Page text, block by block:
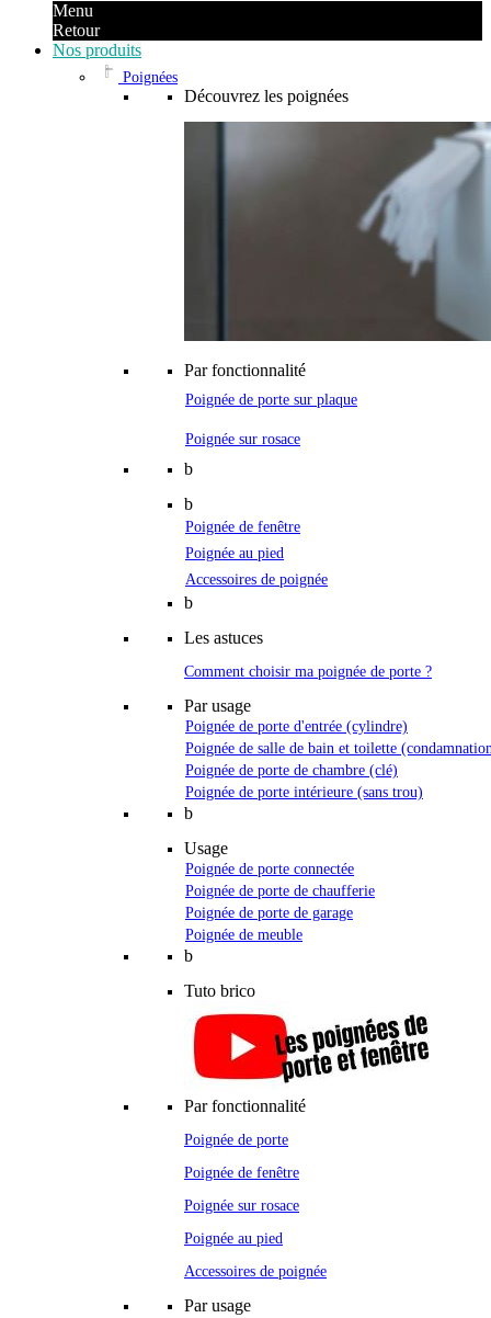
Menu
Retour
Nos produits
Poignées
Découvrez les poignées
Par fonctionnalité
Poignée de porte sur plaque
Poignée sur rosace
b
b
Poignée de fenêtre
Poignée au pied
Accessoires de poignée
b
Les astuces
Comment choisir ma poignée de porte ?
Par usage
Poignée de porte d'entrée (cylindre)
Poignée de salle de bain et toilette
Poignée de porte de chambre (clé)
Poignée de porte intérieure (sans trou)
b
Usage
Poignée de porte connectée
Poignée de porte de chaufferie
Poignée de porte de garage
Poignée de meuble
b
Tuto brico
Par fonctionnalité
Poignée de porte
Poignée de fenêtre
Poignée sur rosace
Poignée au pied
Accessoires de poignée
Par usage